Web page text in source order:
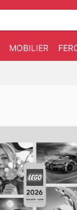
MOBILIER